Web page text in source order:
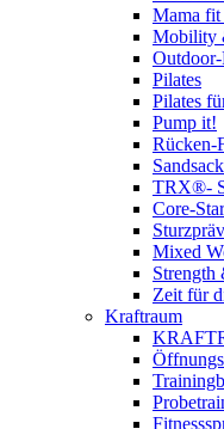
Mama
Mobility
Outdoor-
Pilates
Pilates
Pump it!
Rücken-
TRX®-
Core-
Mixed
Zeit für
Kraftraum